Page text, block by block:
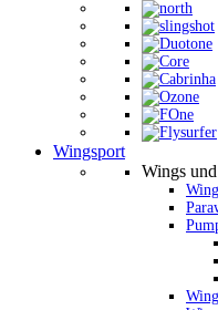
Wingsport
Wings